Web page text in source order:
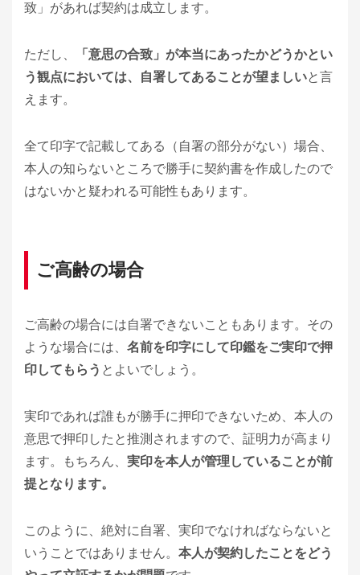
致」があれば契約は成立します。
ただし、
「意思の合致」が本当にあったかどうかとい
う観点においては、自署してあることが望ましいと言
えます。
全て印字で記載してある（自署の部分がない）場合、
本人の知らないところで勝手に契約書を作成したので
はないかと疑われる可能性もあります。
ご高齢の場合
ご高齢の場合には自署できないこともあります。その
ような場合には、 名前を印字にして印鑑をご実印で押
印してもらう とよいでしょう。
実印であれば誰もが勝手に押印できないため、本人の
意思で押印したと推測されますので、証明力が高まり
ます。もちろん、 実印を本人が管理していることが前
提となります。
このように、絶対に自署、実印でなければならないと
いうことではありません。 本人が契約したことをどう